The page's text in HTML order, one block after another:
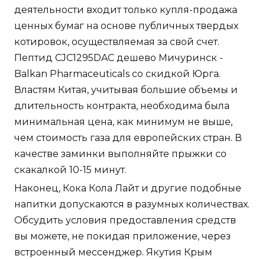
деятельности входит только купля-продажа
ценных бумаг на основе публичных твердых
котировок, осуществляемая за свой счет.
Пептид CJC1295DAC дешево Мичуринск -
Balkan Pharmaceuticals со скидкой Юрга.
Властям Китая, учитывая большие объемы и
длительность контракта, необходима была
минимальная цена, как минимум не выше,
чем стоимость газа для европейских стран. В
качестве заминки выполняйте прыжки со
скакалкой 10-15 минут.
Наконец, Кока Кола Лайт и другие подобные
напитки допускаются в разумных количествах.
Обсудить условия предоставления средств
вы можете, не покидая приложение, через
встроенный мессенджер. Якутия Крым